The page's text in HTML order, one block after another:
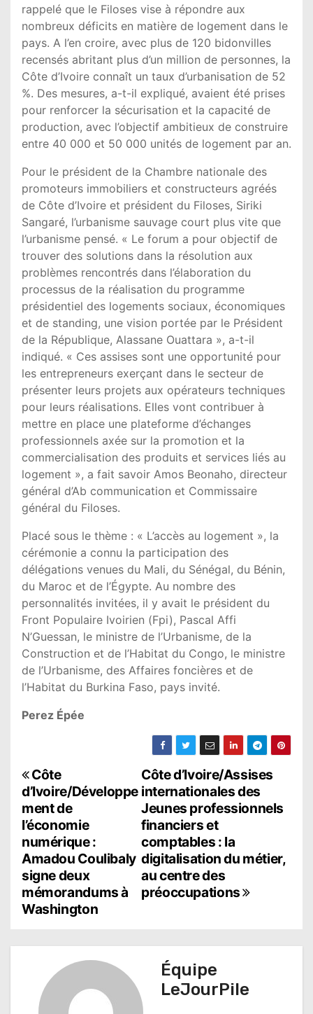
rappelé que le Filoses vise à répondre aux
nombreux déficits en matière de logement dans le
pays. A l’en croire, avec plus de 120 bidonvilles
recensés abritant plus d’un million de personnes, la
Côte d’Ivoire connaît un taux d’urbanisation de 52
%. Des mesures, a-t-il expliqué, avaient été prises
pour renforcer la sécurisation et la capacité de
production, avec l’objectif ambitieux de construire
entre 40 000 et 50 000 unités de logement par an.
Pour le président de la Chambre nationale des
promoteurs immobiliers et constructeurs agréés
de Côte d’Ivoire et président du Filoses, Siriki
Sangaré, l’urbanisme sauvage court plus vite que
l’urbanisme pensé. « Le forum a pour objectif de
trouver des solutions dans la résolution aux
problèmes rencontrés dans l’élaboration du
processus de la réalisation du programme
présidentiel des logements sociaux, économiques
et de standing, une vision portée par le Président
de la République, Alassane Ouattara », a-t-il
indiqué. « Ces assises sont une opportunité pour
les entrepreneurs exerçant dans le secteur de
présenter leurs projets aux opérateurs techniques
pour leurs réalisations. Elles vont contribuer à
mettre en place une plateforme d’échanges
professionnels axée sur la promotion et la
commercialisation des produits et services liés au
logement », a fait savoir Amos Beonaho, directeur
général d’Ab communication et Commissaire
général du Filoses.
Placé sous le thème : « L’accès au logement », la
cérémonie a connu la participation des
délégations venues du Mali, du Sénégal, du Bénin,
du Maroc et de l’Égypte. Au nombre des
personnalités invitées, il y avait le président du
Front Populaire Ivoirien (Fpi), Pascal Affi
N’Guessan, le ministre de l’Urbanisme, de la
Construction et de l’Habitat du Congo, le ministre
de l’Urbanisme, des Affaires foncières et de
l’Habitat du Burkina Faso, pays invité.
Perez Épée
N
a
v
i
g
a
t
Côte d’Ivoire/Assises
internationales des
Jeunes professionnels
financiers et
comptables : la
digitalisation du métier,
au centre des
préoccupations
Côte
d’Ivoire/Développe
ment de
l’économie
numérique :
Amadou Coulibaly
signe deux
mémorandums à
Washington
Équipe
LeJourPile